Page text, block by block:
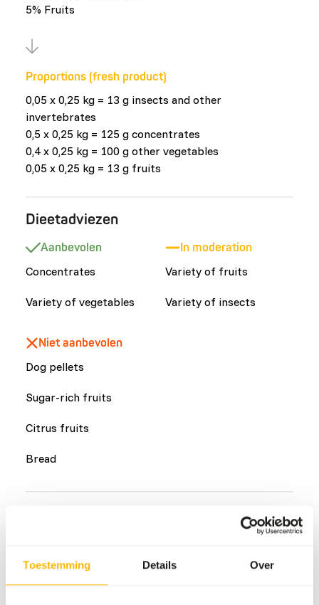
Toestemming Details Over
5% Fruits
Proportions (fresh product)
0,05 x 0,25 kg = 13 g insects and other
invertebrates
0,5 x 0,25 kg = 125 g concentrates
0,4 x 0,25 kg = 100 g other vegetables
0,05 x 0,25 kg = 13 g fruits
Dieetadviezen
Aanbevolen
Concentrates
Variety of vegetables
In moderation
Variety of fruits
Variety of insects
Niet aanbevolen
Dog pellets
Sugar-rich fruits
Citrus fruits
Bread
commonly occurring diseases/conditions: